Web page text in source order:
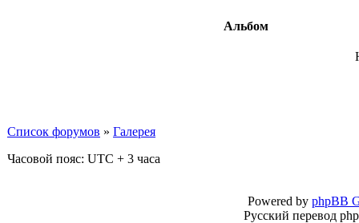
Альбом
Список форумов » Галерея
Часовой пояс: UTC + 3 часа
Powered by phpBB
Русский перевод